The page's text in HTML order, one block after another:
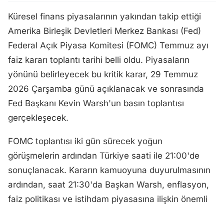
Küresel finans piyasalarının yakından takip ettiği
Amerika Birleşik Devletleri Merkez Bankası (Fed)
Federal Açık Piyasa Komitesi (FOMC) Temmuz ayı
faiz kararı toplantı tarihi belli oldu. Piyasaların
yönünü belirleyecek bu kritik karar, 29 Temmuz
2026 Çarşamba günü açıklanacak ve sonrasında
Fed Başkanı Kevin Warsh'un basın toplantısı
gerçekleşecek.
FOMC toplantısı iki gün sürecek yoğun
görüşmelerin ardından Türkiye saati ile 21:00'de
sonuçlanacak. Kararın kamuoyuna duyurulmasının
ardından, saat 21:30'da Başkan Warsh, enflasyon,
faiz politikası ve istihdam piyasasına ilişkin önemli